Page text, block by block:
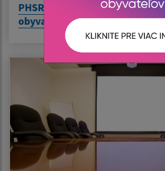
PHSR a KPSS - elektronické
obyvateľov